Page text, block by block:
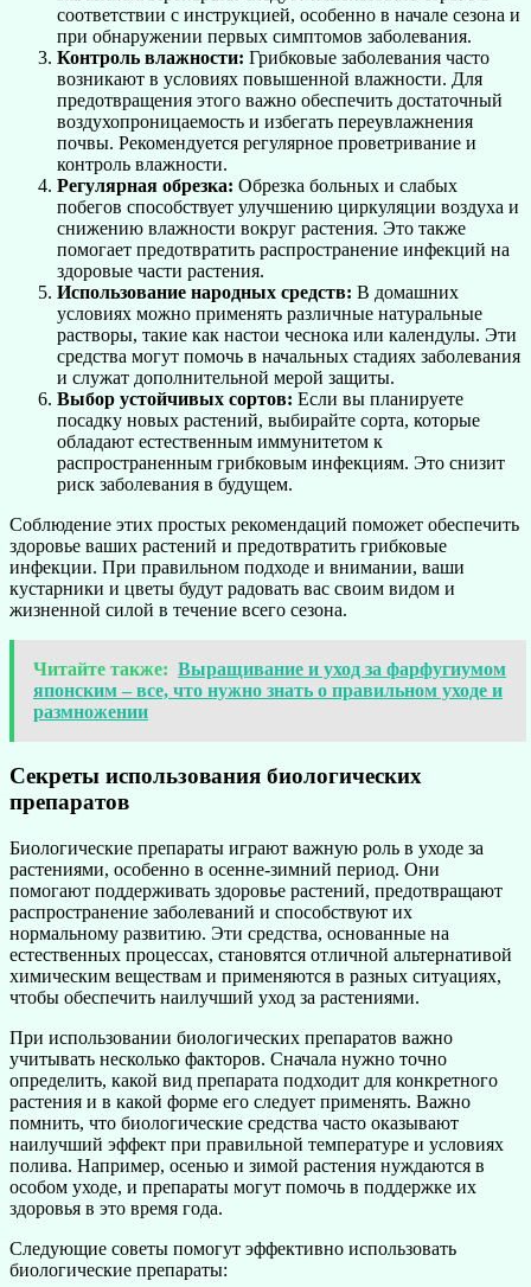
соответствии с инструкцией, особенно в начале сезона и
при обнаружении первых симптомов заболевания.
Контроль влажности: Грибковые заболевания часто
возникают в условиях повышенной влажности. Для
предотвращения этого важно обеспечить достаточный
воздухопроницаемость и избегать переувлажнения
почвы. Рекомендуется регулярное проветривание и
контроль влажности.
Регулярная обрезка: Обрезка больных и слабых
побегов способствует улучшению циркуляции воздуха и
снижению влажности вокруг растения. Это также
помогает предотвратить распространение инфекций на
здоровые части растения.
Использование народных средств: В домашних
условиях можно применять различные натуральные
растворы, такие как настои чеснока или календулы. Эти
средства могут помочь в начальных стадиях заболевания
и служат дополнительной мерой защиты.
Выбор устойчивых сортов: Если вы планируете
посадку новых растений, выбирайте сорта, которые
обладают естественным иммунитетом к
распространенным грибковым инфекциям. Это снизит
риск заболевания в будущем.
Соблюдение этих простых рекомендаций поможет обеспечить
здоровье ваших растений и предотвратить грибковые
инфекции. При правильном подходе и внимании, ваши
кустарники и цветы будут радовать вас своим видом и
жизненной силой в течение всего сезона.
Читайте также: Выращивание и уход за фарфугиумом
японским – все, что нужно знать о правильном уходе и
размножении
Секреты использования биологических
препаратов
Биологические препараты играют важную роль в уходе за
растениями, особенно в осенне-зимний период. Они
помогают поддерживать здоровье растений, предотвращают
распространение заболеваний и способствуют их
нормальному развитию. Эти средства, основанные на
естественных процессах, становятся отличной альтернативой
химическим веществам и применяются в разных ситуациях,
чтобы обеспечить наилучший уход за растениями.
При использовании биологических препаратов важно
учитывать несколько факторов. Сначала нужно точно
определить, какой вид препарата подходит для конкретного
растения и в какой форме его следует применять. Важно
помнить, что биологические средства часто оказывают
наилучший эффект при правильной температуре и условиях
полива. Например, осенью и зимой растения нуждаются в
особом уходе, и препараты могут помочь в поддержке их
здоровья в это время года.
Следующие советы помогут эффективно использовать
биологические препараты: